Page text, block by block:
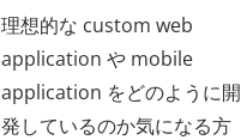
理想的な custom web
application や mobile
application をどのように開
発しているのか気になる方